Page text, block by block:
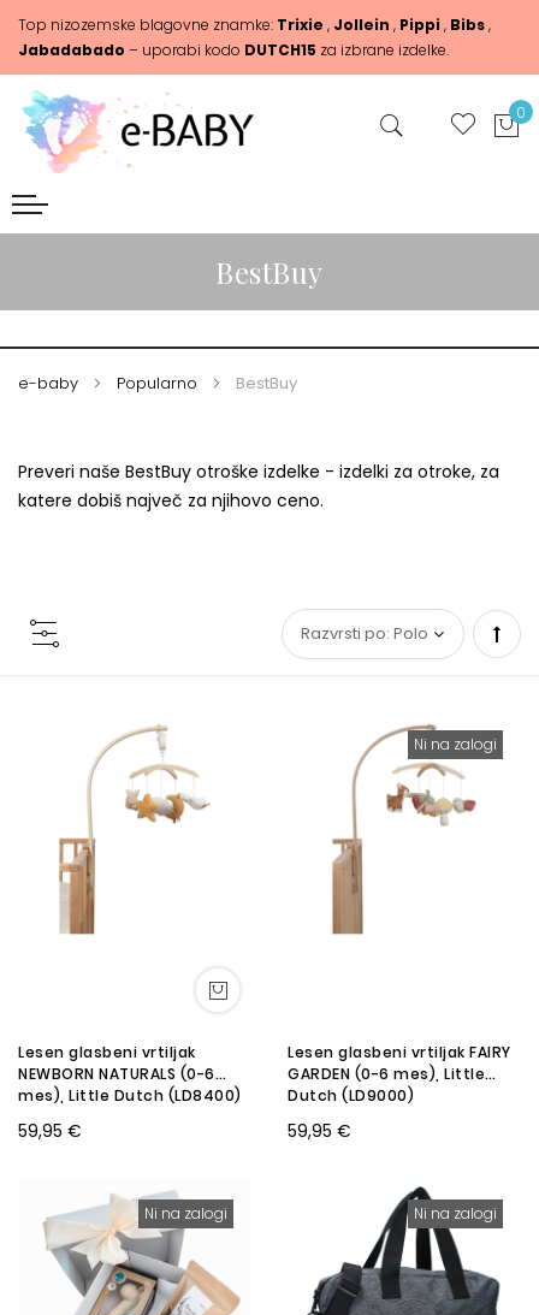
Top nizozemske blagovne znamke: Trixie , Jollein , Pippi, Bibs,
Jabadabado – uporabi kodo DUTCH15 za izbrane izdelke.
0
BestBuy
e-baby Popularno BestBuy
Preveri naše BestBuy otroške izdelke - izdelki za otroke, za
katere dobiš največ za njihovo ceno.
Set
Lesen glasbeni vrtiljak
NEWBORN NATURALS (0-6
mes), Little Dutch (LD8400)
59,95 €
Ni na zalogi
Lesen glasbeni vrtiljak FAIRY
GARDEN (0-6 mes), Little
Dutch (LD9000)
59,95 €
Ni na zalogi Ni na zalogi